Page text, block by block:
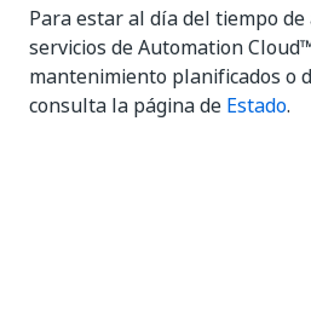
Para estar al día del tiempo
servicios de Automation
mantenimiento planificados o
consulta la página de Estado.